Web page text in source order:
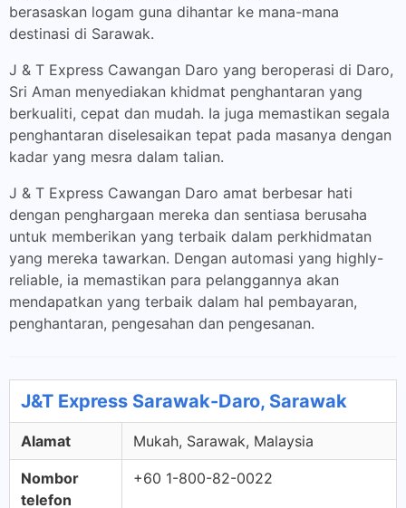
berasaskan logam guna dihantar ke mana-mana
destinasi di Sarawak.
J & T Express Cawangan Daro yang beroperasi di Daro,
Sri Aman menyediakan khidmat penghantaran yang
berkualiti, cepat dan mudah. Ia juga memastikan segala
penghantaran diselesaikan tepat pada masanya dengan
kadar yang mesra dalam talian.
J & T Express Cawangan Daro amat berbesar hati
dengan penghargaan mereka dan sentiasa berusaha
untuk memberikan yang terbaik dalam perkhidmatan
yang mereka tawarkan. Dengan automasi yang highly-
reliable, ia memastikan para pelanggannya akan
mendapatkan yang terbaik dalam hal pembayaran,
penghantaran, pengesahan dan pengesanan.
J&T Express Sarawak-Daro, Sarawak
Alamat Mukah, Sarawak, Malaysia
Nombor
telefon
+60 1-800-82-0022